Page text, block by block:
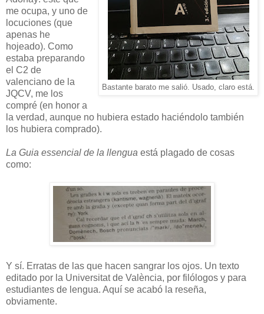
Bastante barato me salió. Usado, claro está.
me ocupa, y uno de
locuciones (que
apenas he
hojeado). Como
estaba preparando
el C2 de
valenciano de la
JQCV, me los
compré (en honor a
la verdad, aunque no hubiera estado haciéndolo también
los hubiera comprado).
La Guia essencial de la llengua está plagado de cosas
como:
Y sí. Erratas de las que hacen sangrar los ojos. Un texto
editado por la Universitat de València, por filólogos y para
estudiantes de lengua. Aquí se acabó la reseña,
obviamente.